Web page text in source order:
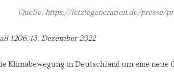
Quelle: https://letztegeneration.de/presse/
1206, 13. Dezember 2022
Klimabewegung in Deutschland um eine